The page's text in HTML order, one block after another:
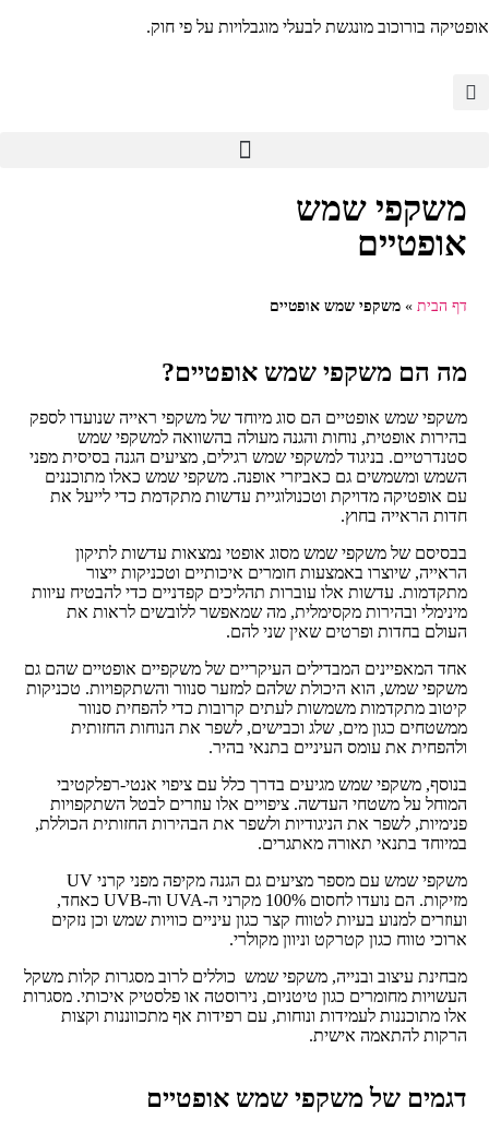
אופטיקה בורוכוב מונגשת לבעלי מוגבלויות על פי חוק.
משקפי שמש
אופטיים
דף הבית » משקפי שמש אופטיים
מה הם משקפי שמש אופטיים?
משקפי שמש אופטיים הם סוג מיוחד של משקפי ראייה שנועדו לספק
בהירות אופטית, נוחות והגנה מעולה בהשוואה למשקפי שמש
סטנדרטיים. בניגוד למשקפי שמש רגילים, מציעים הגנה בסיסית מפני
השמש ומשמשים גם כאביזרי אופנה. משקפי שמש כאלו מתוכננים
עם אופטיקה מדויקת וטכנולוגיית עדשות מתקדמת כדי לייעל את
חדות הראייה בחוץ.
בבסיסם של משקפי שמש מסוג אופטי נמצאות עדשות לתיקון
הראייה, שיוצרו באמצעות חומרים איכותיים וטכניקות ייצור
מתקדמות. עדשות אלו עוברות תהליכים קפדניים כדי להבטיח עיוות
מינימלי ובהירות מקסימלית, מה שמאפשר ללובשים לראות את
העולם בחדות ופרטים שאין שני להם.
אחד המאפיינים המבדילים העיקריים של משקפיים אופטיים שהם גם
משקפי שמש, הוא היכולת שלהם למזער סנוור והשתקפויות. טכניקות
קיטוב מתקדמות משמשות לעתים קרובות כדי להפחית סנוור
ממשטחים כגון מים, שלג וכבישים, לשפר את הנוחות החזותית
ולהפחית את עומס העיניים בתנאי בהיר.
בנוסף, משקפי שמש מגיעים בדרך כלל עם ציפוי אנטי-רפלקטיבי
המוחל על משטחי העדשה. ציפויים אלו עוזרים לבטל השתקפויות
פנימיות, לשפר את הניגודיות ולשפר את הבהירות החזותית הכוללת,
במיוחד בתנאי תאורה מאתגרים.
משקפי שמש עם מספר מציעים גם הגנה מקיפה מפני קרני UV
מזיקות. הם נועדו לחסום 100% מקרני ה-UVA וה-UVB כאחד,
ועוזרים למנוע בעיות לטווח קצר כגון עיניים כוויות שמש וכן נזקים
ארוכי טווח כגון קטרקט וניוון מקולרי.
מבחינת עיצוב ובנייה, משקפי שמש כוללים לרוב מסגרות קלות משקל
העשויות מחומרים כגון טיטניום, נירוסטה או פלסטיק איכותי. מסגרות
אלו מתוכננות לעמידות ונוחות, עם רפידות אף מתכווננות וקצות
הרקות להתאמה אישית.
דגמים של משקפי שמש אופטיים